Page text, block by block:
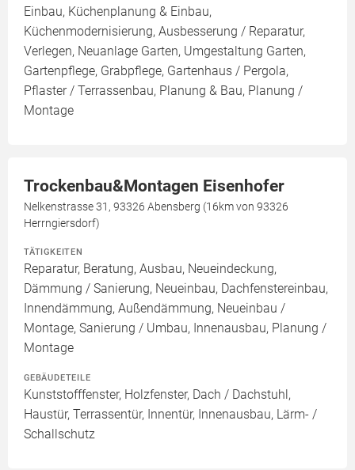
Einbau, Küchenplanung & Einbau,
Küchenmodernisierung, Ausbesserung / Reparatur,
Verlegen, Neuanlage Garten, Umgestaltung Garten,
Gartenpflege, Grabpflege, Gartenhaus / Pergola,
Pflaster / Terrassenbau, Planung & Bau, Planung /
Montage
Trockenbau&Montagen Eisenhofer
Nelkenstrasse 31, 93326 Abensberg (16km von 93326
Herrngiersdorf)
TÄTIGKEITEN
Reparatur, Beratung, Ausbau, Neueindeckung,
Dämmung / Sanierung, Neueinbau, Dachfenstereinbau,
Innendämmung, Außendämmung, Neueinbau /
Montage, Sanierung / Umbau, Innenausbau, Planung /
Montage
GEBÄUDETEILE
Kunststofffenster, Holzfenster, Dach / Dachstuhl,
Haustür, Terrassentür, Innentür, Innenausbau, Lärm- /
Schallschutz